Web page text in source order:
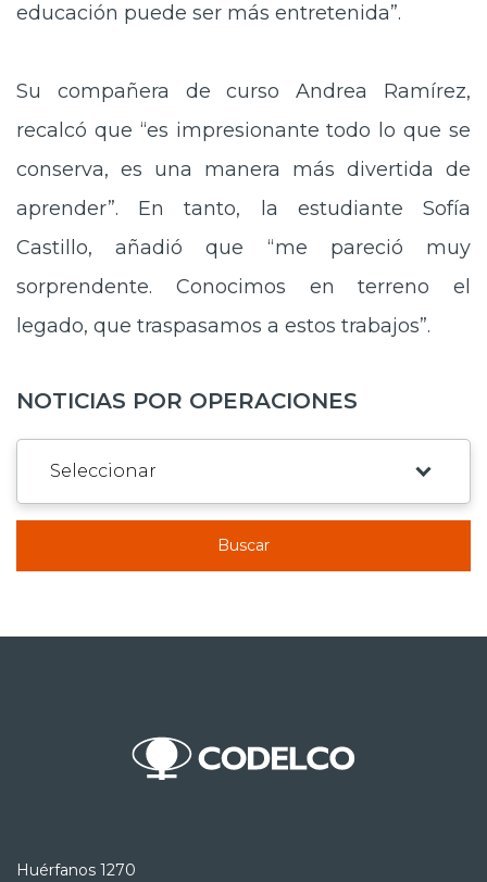
educación puede ser más entretenida”.
Su compañera de curso Andrea Ramírez,
recalcó que “es impresionante todo lo que se
conserva, es una manera más divertida de
aprender”. En tanto, la estudiante Sofía
Castillo, añadió que “me pareció muy
sorprendente. Conocimos en terreno el
legado, que traspasamos a estos trabajos”.
NOTICIAS POR OPERACIONES
Buscar
Huérfanos 1270